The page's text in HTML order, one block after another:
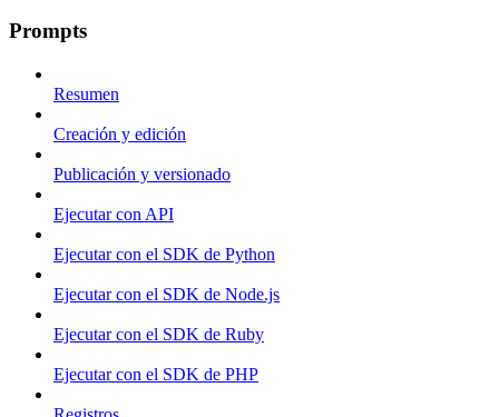
Prompts
Resumen
Creación y edición
Publicación y versionado
Ejecutar con API
Ejecutar con el SDK de Python
Ejecutar con el SDK de Node.js
Ejecutar con el SDK de Ruby
Ejecutar con el SDK de PHP